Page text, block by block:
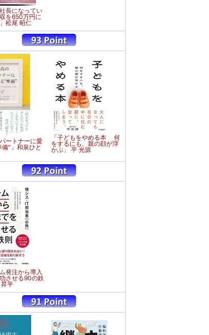
社長になってい
を650万円に
松尾 昭仁
パートナーに愛
備"」和泉ひと
「子どもをやめる本 何
をするにも、親の顔が浮
かぶ」 平 光源
発注から導入
させる90の鉄
平